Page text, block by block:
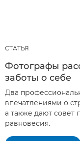
СТАТЬЯ
Фотографы
заботы о себе
Два
впечатлениями о
а также дают
равновесия.